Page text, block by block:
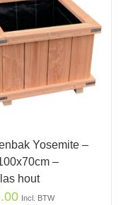
Yosemite –
–
hout
Incl. BTW